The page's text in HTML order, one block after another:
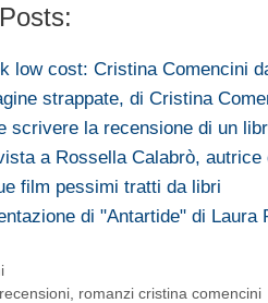
low cost: Cristina Comencini
strappate, di Cristina
scrivere la recensione di un
a Rossella Calabrò,
film pessimi tratti da libri
di "Antartide" di Laura
recensioni romanzi cristina comencini